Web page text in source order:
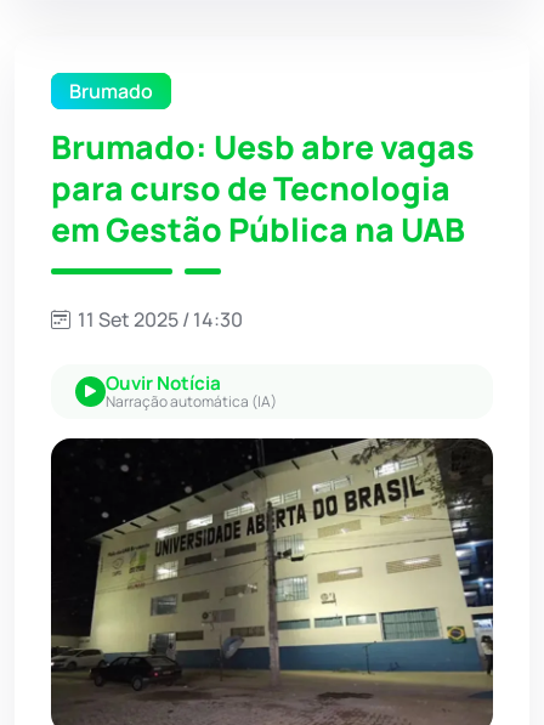
Brumado
Brumado: Uesb abre vagas
para curso de Tecnologia
em Gestão Pública na UAB
11 Set 2025 / 14:30
Ouvir Notícia
Narração automática (IA)